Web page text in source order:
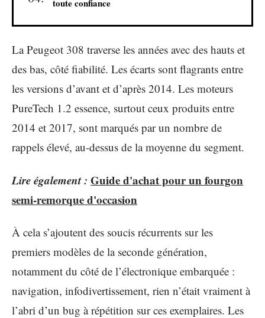
toute confiance
La Peugeot 308 traverse les années avec des hauts et
des bas, côté fiabilité. Les écarts sont flagrants entre
les versions d’avant et d’après 2014. Les moteurs
PureTech 1.2 essence, surtout ceux produits entre
2014 et 2017, sont marqués par un nombre de
rappels élevé, au-dessus de la moyenne du segment.
Lire également : Guide d'achat pour un fourgon
semi-remorque d'occasion
À cela s’ajoutent des soucis récurrents sur les
premiers modèles de la seconde génération,
notamment du côté de l’électronique embarquée :
navigation, infodivertissement, rien n’était vraiment à
l’abri d’un bug à répétition sur ces exemplaires. Les